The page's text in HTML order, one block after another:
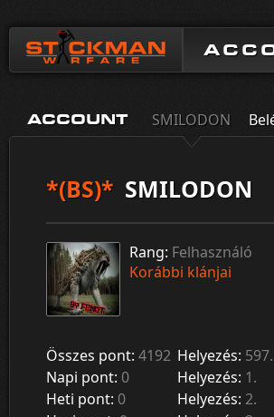
ACCOUNT SMILODON
*(BS)* SMILODON
Rang: Felhasználó
Korábbi klánjai
Összes pont: 4192 Helyezés: 597.
Napi pont: 0 Helyezés: 1.
Heti pont: 0 Helyezés: 2.